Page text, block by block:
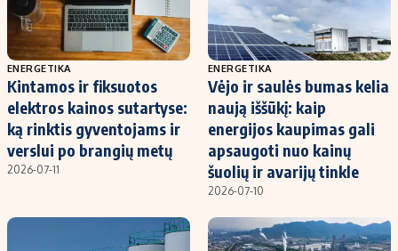
ENERGETIKA
Kintamos ir fiksuotos
elektros kainos sutartyse:
ką rinktis gyventojams ir
verslui po brangių metų
2026-07-11
ENERGETIKA
Vėjo ir saulės bumas kelia
naują iššūkį: kaip
energijos kaupimas gali
apsaugoti nuo kainų
šuolių ir avarijų tinkle
2026-07-10